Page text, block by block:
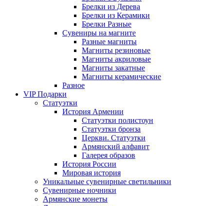
Брелки из Дерева
Брелки из Керамики
Брелки Разные
Сувениры на магните
Разные магниты
Магниты резиновые
Магниты акриловые
Магниты закатные
Магниты керамические
Разное
VIP Подарки
Статуэтки
История Армении
Статуэтки полистоун
Статуэтки бронза
Церкви. Статуэтки
Армянский алфавит
Галерея образов
История России
Мировая история
Уникальные сувенирные светильники
Сувенирные ночники
Армянские монеты